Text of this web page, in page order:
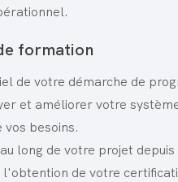
formation
de votre démarche de
et améliorer votre
besoins.
long de votre projet
de votre